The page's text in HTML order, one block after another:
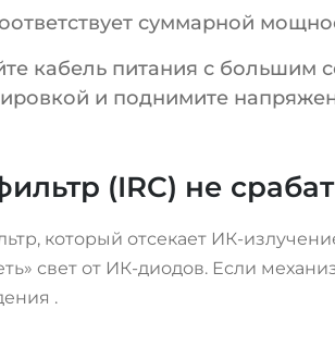
суммарной
кабель питания с
и поднимите
(IRC) не
который отсекает ИК-
свет от ИК-диодов. Если
.